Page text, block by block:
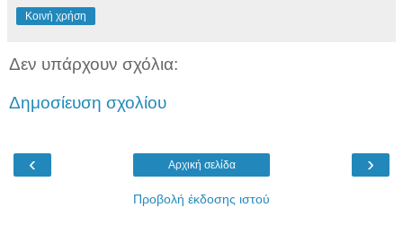
Κοινή χρήση
Δεν υπάρχουν σχόλια:
Δημοσίευση σχολίου
‹ ›
Αρχική σελίδα
Προβολή έκδοσης ιστού